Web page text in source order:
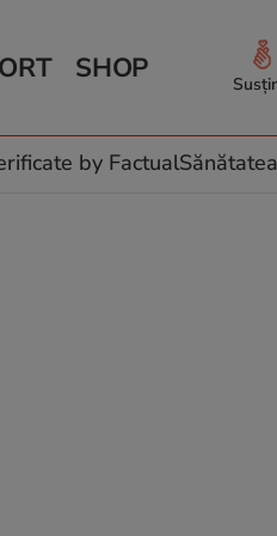
SHOP
by Factual